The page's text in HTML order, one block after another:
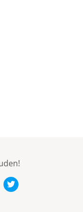
www.linkedin.com/
https://